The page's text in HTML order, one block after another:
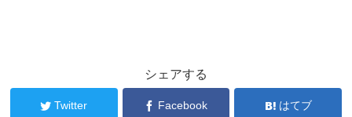
シェアする
Twitter Facebook はてブ